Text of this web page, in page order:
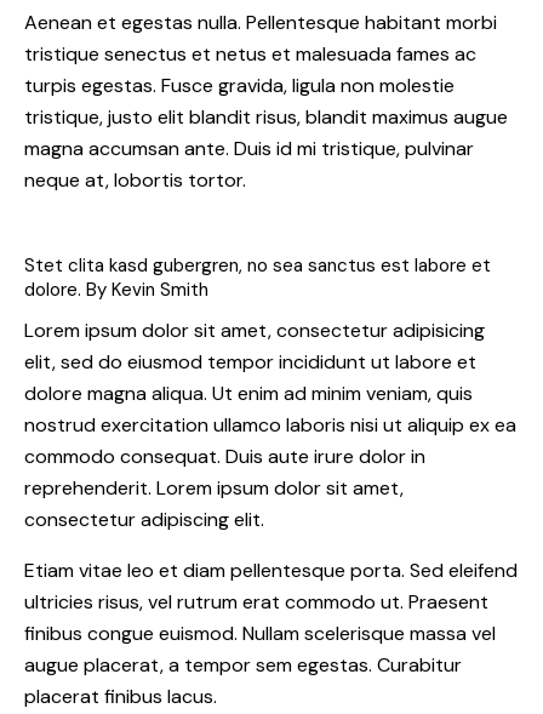
Aenean et egestas nulla. Pellentesque habitant morbi
tristique senectus et netus et malesuada fames ac
turpis egestas. Fusce gravida, ligula non molestie
tristique, justo elit blandit risus, blandit maximus augue
magna accumsan ante. Duis id mi tristique, pulvinar
neque at, lobortis tortor.
Stet clita kasd gubergren, no sea sanctus est labore et
dolore. By Kevin Smith
Lorem ipsum dolor sit amet, consectetur adipisicing
elit, sed do eiusmod tempor incididunt ut labore et
dolore magna aliqua. Ut enim ad minim veniam, quis
nostrud exercitation ullamco laboris nisi ut aliquip ex ea
commodo consequat. Duis aute irure dolor in
reprehenderit. Lorem ipsum dolor sit amet,
consectetur adipiscing elit.
Etiam vitae leo et diam pellentesque porta. Sed eleifend
ultricies risus, vel rutrum erat commodo ut. Praesent
finibus congue euismod. Nullam scelerisque massa vel
augue placerat, a tempor sem egestas. Curabitur
placerat finibus lacus.